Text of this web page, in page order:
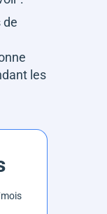
de
les